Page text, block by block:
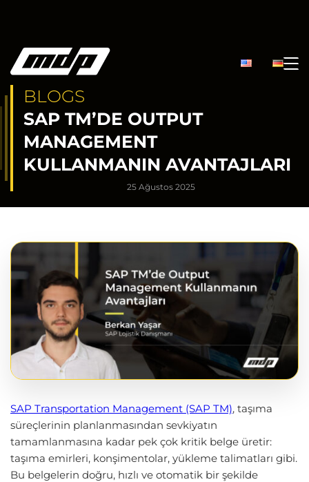
BLOGS
SAP TM’DE OUTPUT
MANAGEMENT
KULLANMANIN AVANTAJLARI
25 Ağustos 2025
SAP Transportation Management (SAP TM), taşıma
süreçlerinin planlanmasından sevkiyatın
tamamlanmasına kadar pek çok kritik belge üretir:
taşıma emirleri, konşimentolar, yükleme talimatları gibi.
Bu belgelerin doğru, hızlı ve otomatik bir şekilde